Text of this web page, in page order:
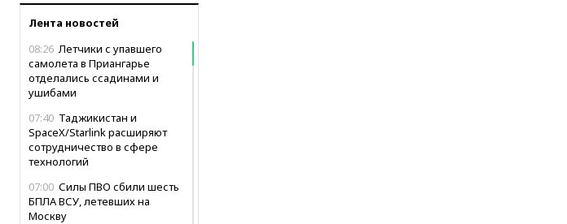
Лента новостей
08:26 Летчики с упавшего
самолета в Приангарье
отделались ссадинами и
ушибами
07:40 Таджикистан и
SpaceX/Starlink расширяют
сотрудничество в сфере
технологий
07:00 Силы ПВО сбили шесть
БПЛА ВСУ, летевших на
Москву